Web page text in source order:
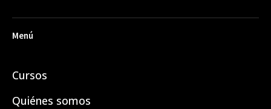
Menú
Cursos
Quiénes somos